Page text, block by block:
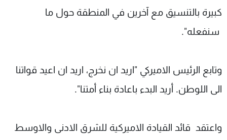
كبيرة بالتنسيق مع آخرين في المنطقة حول ما
سنفعله".
وتابع الرئيس الاميركي "اريد ان نخرج، اريد ان اعيد قواتنا
الى اللوطن. أريد البدء باعادة بناء أمتنا".
واعتقد قائد القيادة الاميركية للشرق الادنى والاوسط